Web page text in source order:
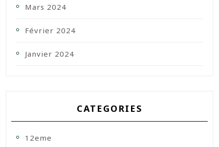
Mars 2024
Février 2024
Janvier 2024
CATEGORIES
12eme